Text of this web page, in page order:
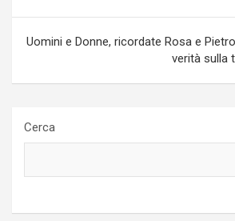
Uomini e Donne, ricordate Rosa e
verità sulla
Cerca